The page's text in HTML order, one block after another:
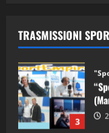
TRASMISSIONI
2
3